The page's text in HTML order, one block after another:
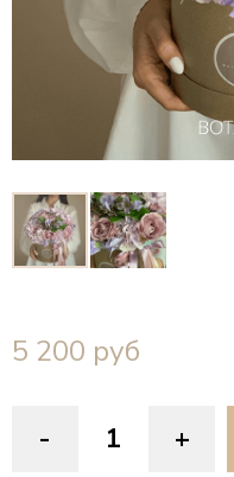
5 200 руб
- +